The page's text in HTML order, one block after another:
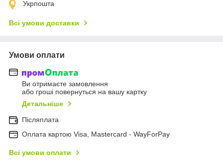
Укрпошта
Всі умови доставки
Умови оплати
Ви отримаєте замовлення
або гроші повернуться на вашу картку
Детальніше
Післяплата
Оплата картою Visa, Mastercard - WayForPay
Всі умови оплати